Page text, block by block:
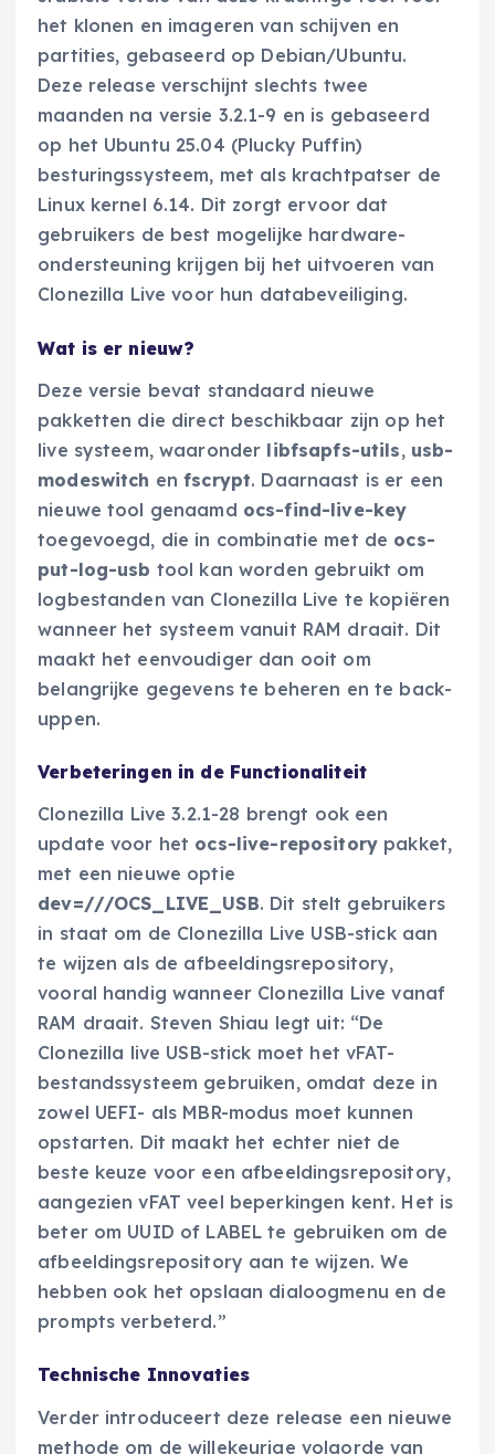
het klonen en imageren van schijven en
partities, gebaseerd op Debian/Ubuntu.
Deze release verschijnt slechts twee
maanden na versie 3.2.1-9 en is gebaseerd
op het Ubuntu 25.04 (Plucky Puffin)
besturingssysteem, met als krachtpatser de
Linux kernel 6.14. Dit zorgt ervoor dat
gebruikers de best mogelijke hardware-
ondersteuning krijgen bij het uitvoeren van
Clonezilla Live voor hun databeveiliging.
Wat is er nieuw?
Deze versie bevat standaard nieuwe
pakketten die direct beschikbaar zijn op het
live systeem, waaronder libfsapfs-utils, usb-
modeswitch enfscrypt. Daarnaast is er een
nieuwe tool genaamd ocs-find-live-key
toegevoegd, die in combinatie met de ocs-
put-log-usb tool kan worden gebruikt om
logbestanden van Clonezilla Live te kopiëren
wanneer het systeem vanuit RAM draait. Dit
maakt het eenvoudiger dan ooit om
belangrijke gegevens te beheren en te back-
uppen.
Verbeteringen in de Functionaliteit
Clonezilla Live 3.2.1-28 brengt ook een
update voor het ocs-live-repository pakket,
met een nieuwe optie
dev=///OCS_LIVE_USB. Dit stelt gebruikers
in staat om de Clonezilla Live USB-stick aan
te wijzen als de afbeeldingsrepository,
vooral handig wanneer Clonezilla Live vanaf
RAM draait. Steven Shiau legt uit: “De
Clonezilla live USB-stick moet het vFAT-
bestandssysteem gebruiken, omdat deze in
zowel UEFI- als MBR-modus moet kunnen
opstarten. Dit maakt het echter niet de
beste keuze voor een afbeeldingsrepository,
aangezien vFAT veel beperkingen kent. Het is
beter om UUID of LABEL te gebruiken om de
afbeeldingsrepository aan te wijzen. We
hebben ook het opslaan dialoogmenu en de
prompts verbeterd.”
Technische Innovaties
Verder introduceert deze release een nieuwe
methode om de willekeurige volgorde van